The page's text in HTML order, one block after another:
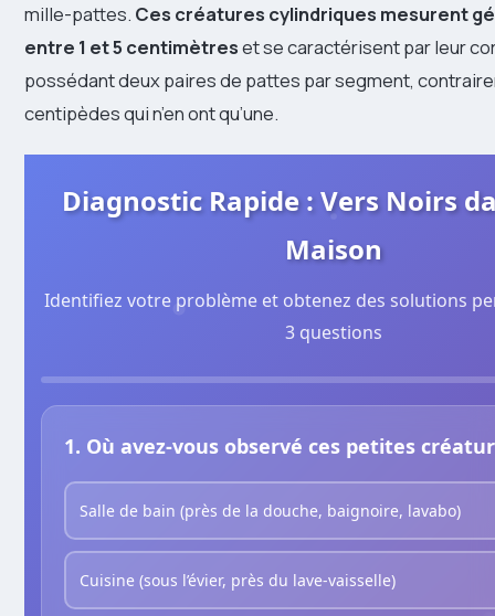
mille-pattes. Ces créatures cylindriques mesurent
entre 1 et 5 centimètreset se caractérisent par leur
possédant deux paires de pattes par segment,
centipèdes qui n’en ont qu’une.
Diagnostic Rapide : Vers Noirs
Maison
Identifiez votre problème et obtenez des solutions
3 questions
1. Où avez-vous observé ces petites
Salle de bain (près de la douche, baignoire, lavabo)
Cuisine (sous l’évier, près du lave-vaisselle)